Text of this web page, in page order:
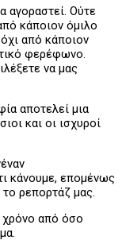
αγοραστεί. Ούτε
κάποιον όμιλο
από κάποιον
φερέφωνο.
να μας
αποτελεί μια
και οι ισχυροί
κάνουμε, επομένως
ρεπορτάζ μας.
χρόνο από όσο